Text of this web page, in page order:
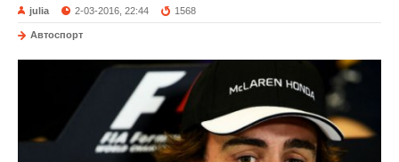
julia 2-03-2016, 22:44 1568
Автоспорт